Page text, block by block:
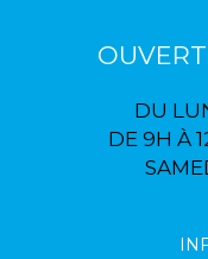
DU
DE 9H À